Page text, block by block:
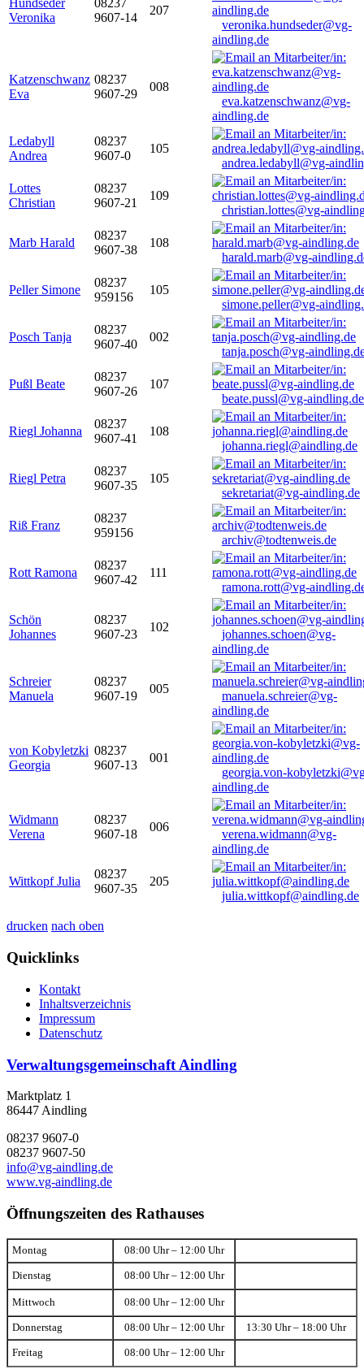
Hundseder
Veronika
08237
9607-14
207
veronika.hundseder@vg-
aindling.de
Katzenschwanz
Eva
08237
9607-29
008
eva.katzenschwanz@vg-
aindling.de
Ledabyll
Andrea
08237
9607-0
105
andrea.ledabyll@vg-
Lottes
Christian
08237
9607-21
109
christian.lottes@vg-
Marb Harald
08237
9607-38
108
harald.marb@vg-
Peller Simone
08237
959156
105
simone.peller@vg-
Posch Tanja
08237
9607-40
002
tanja.posch@vg-
Pußl Beate
08237
9607-26
107
beate.pussl@vg-aindling.de
Riegl Johanna
08237
9607-41
108
johanna.riegl@aindling.de
Riegl Petra
08237
9607-35
105
sekretariat@vg-aindling.de
Riß Franz
08237
959156
archiv@todtenweis.de
Rott Ramona
08237
9607-42
111
ramona.rott@vg-
Schön
Johannes
08237
9607-23
102
johannes.schoen@vg-
aindling.de
Schreier
Manuela
08237
9607-19
005
manuela.schreier@vg-
aindling.de
von Kobyletzki
Georgia
08237
9607-13
001
georgia.von-
aindling.de
Widmann
Verena
08237
9607-18
006
verena.widmann@vg-
aindling.de
Wittkopf Julia
08237
9607-35
205
julia.wittkopf@aindling.de
drucken nach oben
Quicklinks
Kontakt
Inhaltsverzeichnis
Impressum
Datenschutz
Verwaltungsgemeinschaft Aindling
Marktplatz 1
86447 Aindling
08237 9607-0
08237 9607-50
info@vg-aindling.de
www.vg-aindling.de
Öffnungszeiten des Rathauses
Montag 08:00 Uhr – 12:00 Uhr
Dienstag 08:00 Uhr – 12:00 Uhr
Mittwoch 08:00 Uhr – 12:00 Uhr
Donnerstag 08:00 Uhr – 12:00 Uhr 13:30 Uhr – 18:00 Uhr
Freitag 08:00 Uhr – 12:00 Uhr